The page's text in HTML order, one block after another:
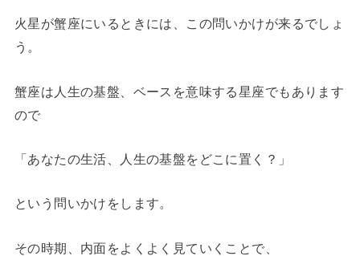
火星が蟹座にいるときには、この問いかけが来るでしょ
う。
蟹座は人生の基盤、ベースを意味する星座でもあります
ので
「あなたの生活、人生の基盤をどこに置く？」
という問いかけをします。
その時期、内面をよくよく見ていくことで、